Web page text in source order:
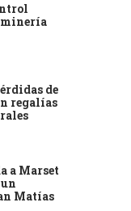
de
regalías
a Marset
Matías